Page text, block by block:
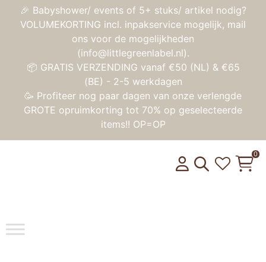
🎉 Babyshower/ events of 5+ stuks/ artikel nodig?
VOLUMEKORTING incl. inpakservice mogelijk, mail
ons voor de mogelijkheden
(info@littlegreenlabel.nl).
📦 GRATIS VERZENDING vanaf €50 (NL) & €65
(BE) - 2-5 werkdagen
🥳 Profiteer nog paar dagen van onze verlengde
GROTE opruimkorting tot 70% op geselecteerde
items!! OP=OP
Toggle
0